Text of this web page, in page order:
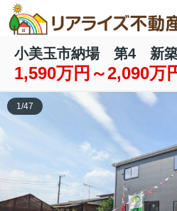
小美玉市納場 第4 新築
1,590万円～2,090万
1/47